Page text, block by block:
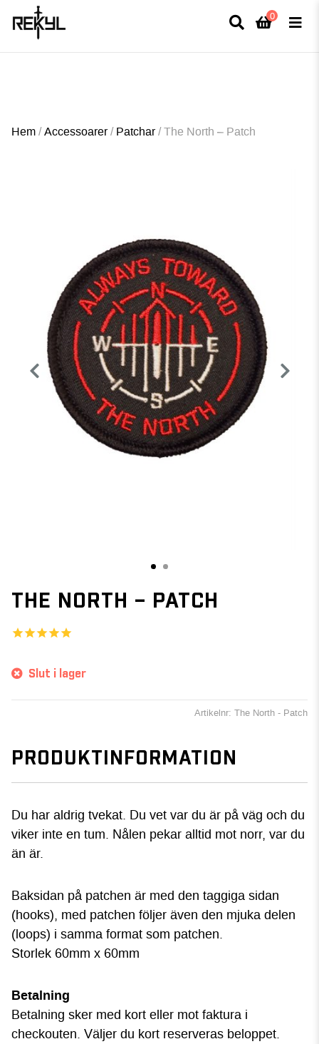
FULLT TRYCK I LEDNINGAR- MEDFÖR LÄNGRE LEVERANSTID - FRI FRAKT
0
Hem/Accessoarer/ Patchar/The North – Patch
1 2
THE NORTH – PATCH
Slut i lager
Artikelnr: The North - Patch
PRODUKTINFORMATION
Du har aldrig tvekat. Du vet var du är på väg och du
viker inte en tum. Nålen pekar alltid mot norr, var du
än är.
Baksidan på patchen är med den taggiga sidan
(hooks), med patchen följer även den mjuka delen
(loops) i samma format som patchen.
Storlek 60mm x 60mm
Betalning
Betalning sker med kort eller mot faktura i
checkouten. Väljer du kort reserveras beloppet.